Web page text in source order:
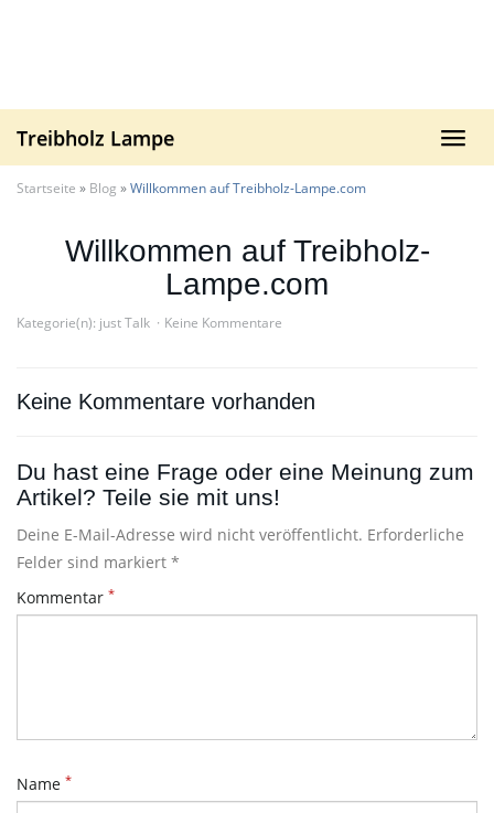
Treibholz Lampe
Startseite » Blog »Willkommen auf Treibholz-Lampe.com
Willkommen auf Treibholz-
Lampe.com
Kategorie(n): just Talk Keine Kommentare
Keine Kommentare vorhanden
Du hast eine Frage oder eine Meinung zum
Artikel? Teile sie mit uns!
Deine E-Mail-Adresse wird nicht veröffentlicht. Erforderliche
Felder sind markiert *
Kommentar *
Name *